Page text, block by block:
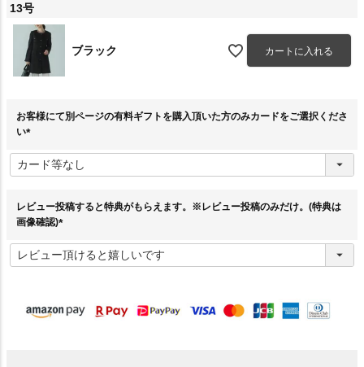
13号
ブラック カートに入れる
お客様にて別ページの有料ギフトを購入頂いた方のみカードをご選択くださ
い
必
須
レビュー投稿すると特典がもらえます。※レビュー投稿のみだけ。(特典は
画像確認)
必
須